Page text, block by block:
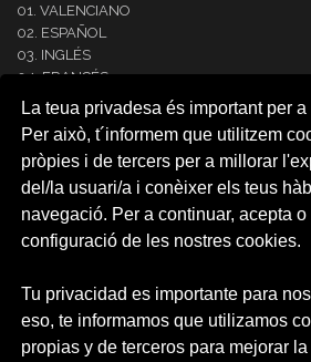
La teua privadesa és important per
Per això, t´informem que utilitzem
pròpies i de tercers per a millorar
del/la usuari/a i conèixer els teus
navegació. Per a continuar, acepta
configuració de les nostres cookies.
Tu privacidad es importante para
eso, te informamos que utilizamos
propias y de terceros para mejorar la
01. VALENCIANO
02. ESPAÑOL
03. INGLÉS
04. FRANCÉS
05. ITALIANO
06. ALEMÁN
07. PORTUGUÉS
08. COREANO
09. ÁRABE
10. JAPONÉS
11. RUSO
12.NEERLANDÉS
14. INTENSIVE SPANISH
CARTA RESERVA DE PLAZA
RESERVA DE PLAZA (CAMPUS)